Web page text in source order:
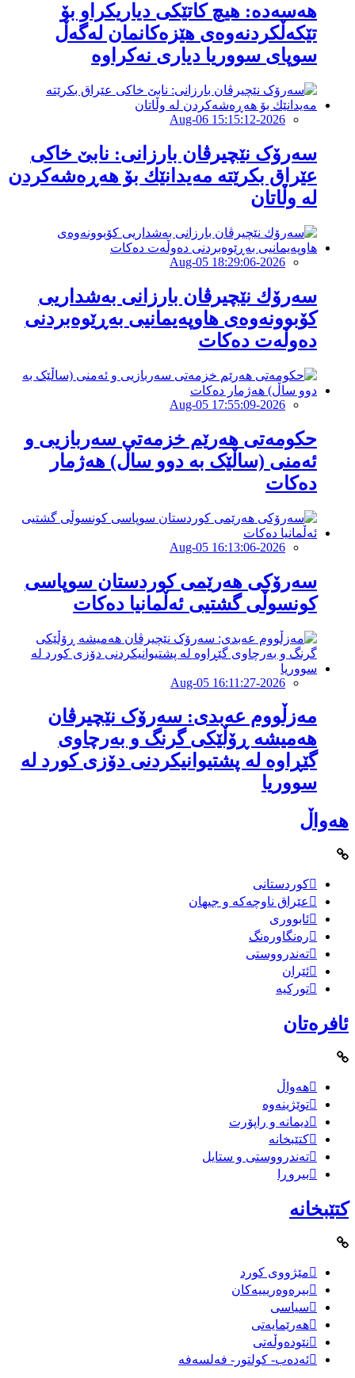
هەسەدە: هیچ کاتێکی دیاریکراو بۆ
تێکەڵکردنەوەی هێزەکانمان لەگەڵ
سوپای سووریا دیاری نەکراوە
2026-Aug-06 15:15:12
سەرۆک نێچیرڤان بارزانی: نابێ خاكی
عێراق بكرێتە مەیدانێك بۆ هەڕەشەكردن
لە وڵاتان
2026-Aug-05 18:29:06
سەرۆك نێچیرڤان بارزانی بەشداریی
كۆبوونەوەی هاوپەیمانیی بەڕێوەبردنی
دەوڵەت دەكات
2026-Aug-05 17:55:09
حكومەتی هەرێم خزمەتی سەربازیی و
ئەمنی (ساڵێک بە دوو ساڵ) هەژمار
دەكات
2026-Aug-05 16:13:06
سەرۆکی هەرێمی کوردستان سوپاسى
کونسوڵی گشتیی ئەڵمانیا دەکات
2026-Aug-05 16:11:27
مەزڵووم عەبدی: سەرۆک نێچیرڤان
هەمیشە ڕۆڵێکی گرنگ و بەرچاوی
گێڕاوە لە پشتیوانیکردنی دۆزی کورد لە
سووریا
هەواڵ
کوردستانی
عێراق ناوچەکە و جیهان
ئابووری
رەنگاورەنگ
تەندرووستی
ئێران
تورکیە
ئافرەتان
هەواڵ
توێژینەوە
دیمانە و راپۆرت
کتێبخانە
تەندرووستی و ستایل
بیروڕا
کتێبخانە
مێژووى کورد
بیرەوەریییەکان
سیاسى
هەرێمایەتی
نێودەوڵەتی
ئەدەب- کولتور- فەلسەفە